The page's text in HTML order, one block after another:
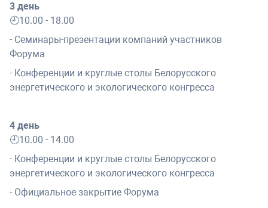
3 день
🕘10.00 - 18.00
- Семинары-презентации компаний участников
Форума
- Конференции и круглые столы Белорусского
энергетического и экологического конгресса
4 день
🕘10.00 - 14.00
- Конференции и круглые столы Белорусского
энергетического и экологического конгресса
- Официальное закрытие Форума